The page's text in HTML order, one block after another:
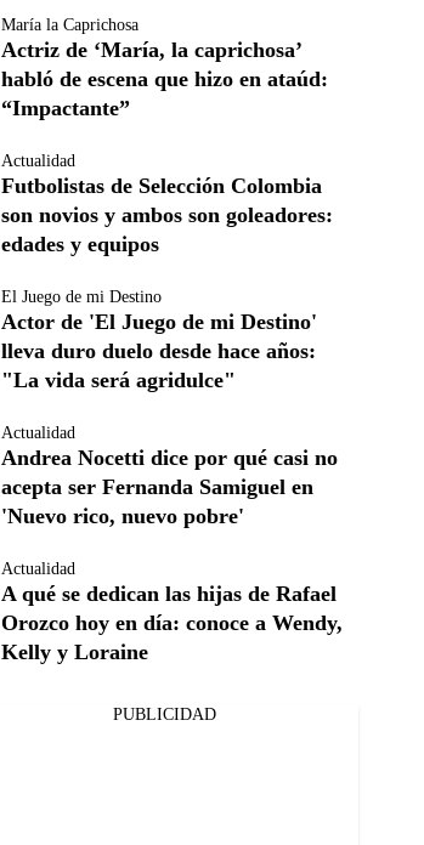
María la Caprichosa
Actriz de ‘María, la caprichosa’
habló de escena que hizo en ataúd:
“Impactante”
Actualidad
Futbolistas de Selección Colombia
son novios y ambos son goleadores:
edades y equipos
El Juego de mi Destino
Actor de 'El Juego de mi Destino'
lleva duro duelo desde hace años:
"La vida será agridulce"
Actualidad
Andrea Nocetti dice por qué casi no
acepta ser Fernanda Samiguel en
'Nuevo rico, nuevo pobre'
Actualidad
A qué se dedican las hijas de Rafael
Orozco hoy en día: conoce a Wendy,
Kelly y Loraine
PUBLICIDAD